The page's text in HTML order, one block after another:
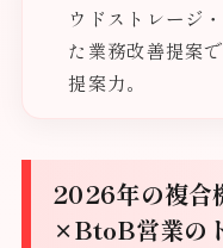
ウドストレージ
た業務改善提案で
提案力。
2026年の複合
×BtoB営業の